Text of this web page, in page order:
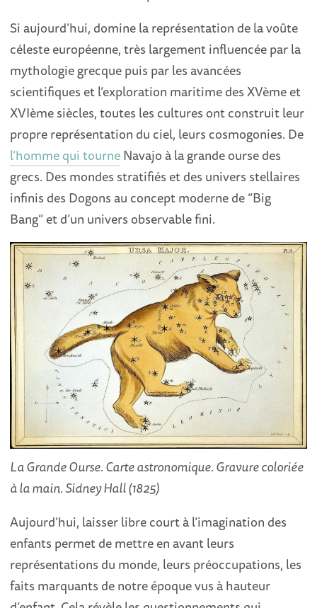
Si aujourd’hui, domine la représentation de la voûte
céleste européenne, très largement influencée par la
mythologie grecque puis par les avancées
scientifiques et l’exploration maritime des XVème et
XVIème siècles, toutes les cultures ont construit leur
propre représentation du ciel, leurs cosmogonies. De
l’homme qui tourneNavajo à la grande ourse des
grecs. Des mondes stratifiés et des univers stellaires
infinis des Dogons au concept moderne de “Big
Bang” et d’un univers observable fini.
La Grande Ourse. Carte astronomique. Gravure coloriée
à la main. Sidney Hall (1825)
Aujourd’hui, laisser libre court à l’imagination des
enfants permet de mettre en avant leurs
représentations du monde, leurs préoccupations, les
faits marquants de notre époque vus à hauteur